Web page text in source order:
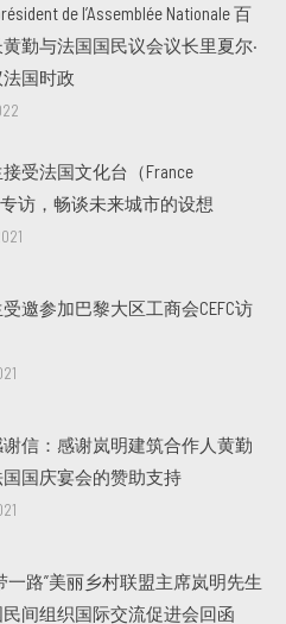
de l’Assemblée Nationale 百
勤与法国国民议会议长里夏尔·
国时政
受法国文化台（France
专访，畅谈未来城市的设想
邀参加巴黎大区工商会CEFC访
信：感谢岚明建筑合作人黄勤
国庆宴会的赞助支持
一路”美丽乡村联盟主席岚明先生
间组织国际交流促进会回函